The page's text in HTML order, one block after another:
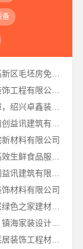
备
三江畅销室内装修，浙江宜美嘉装饰工程有限公司专业推荐
绍兴上虞区精细化全包质量有保障，绍兴卓鑫装饰材料有限公司放心
材料有限公司
材料有限公司
同城知名室内设计团队高端，嘉兴绿色之家建材科技有限公司
宁波雅美和居建材科技有限公司：镇海家装设计合作联系方式
无锡旧房硬装报价多少？无锡亿莱居装饰工程材料有限公司为您提供标准化施工服务